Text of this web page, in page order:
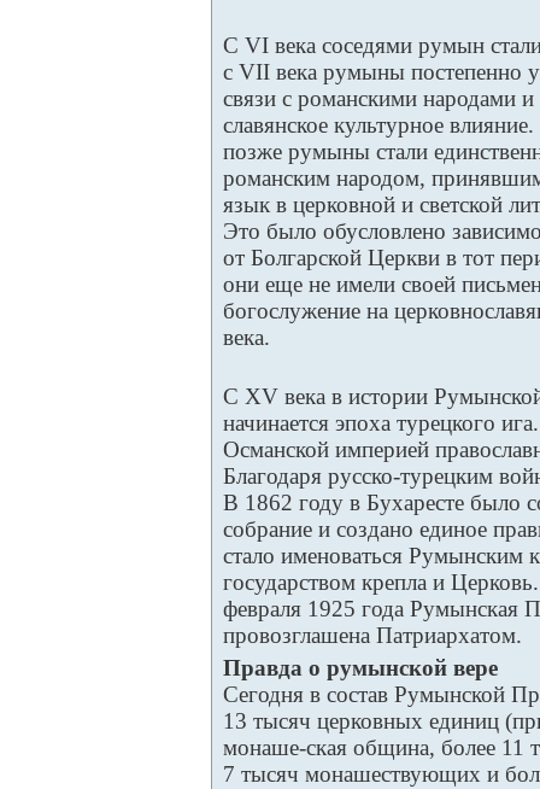
С VI века соседями румын
с VII века румыны постепенно
связи с романскими народами
славянское культурное
позже румыны стали
романским народом,
язык в церковной и светской
Это было обусловлено
от Болгарской Церкви в тот
они еще не имели своей
богослужение на
века.
С XV века в истории
начинается эпоха турецкого
Османской империей
Благодаря русско-турецким
В 1862 году в Бухаресте было
собрание и создано единое
стало именоваться Румынским
государством крепла и
февраля 1925 года Румынская
провозглашена Патриархатом.
Правда о румынской вере
Сегодня в состав Румынской
13 тысяч церковных единиц
монаше-ская община, более 11
7 тысяч монашествующих и